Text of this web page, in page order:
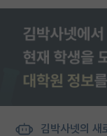
김박사넷의 새